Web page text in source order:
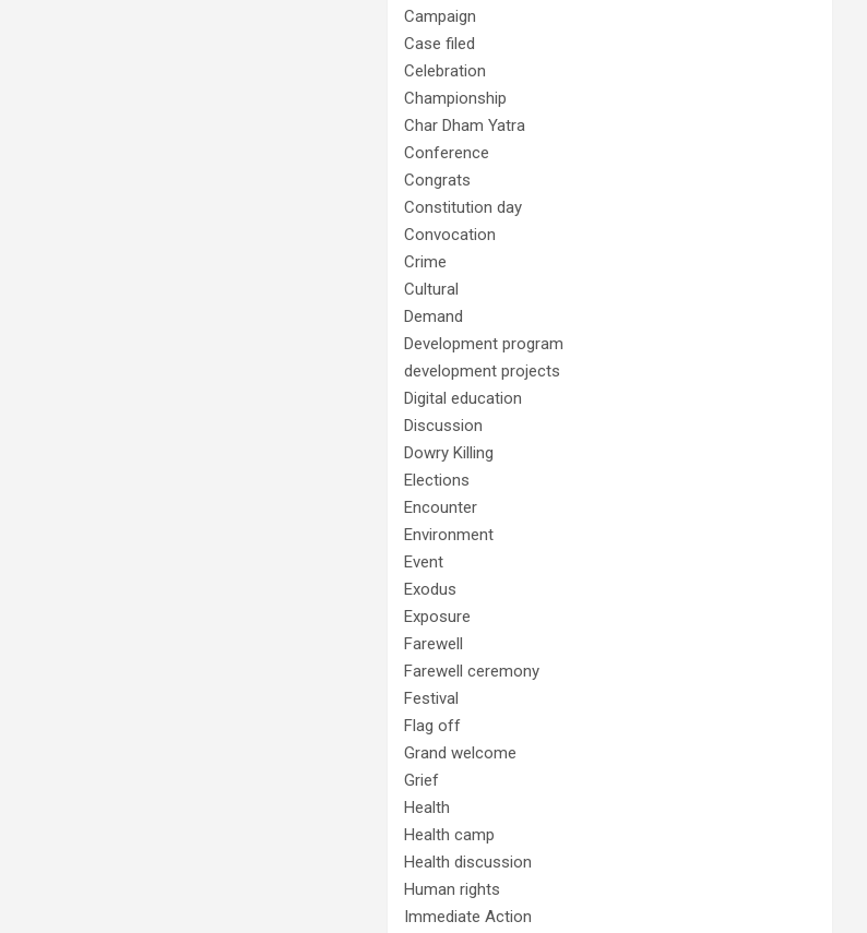
Campaign
Case filed
Celebration
Championship
Char Dham Yatra
Conference
Congrats
Constitution day
Convocation
Crime
Cultural
Demand
Development program
development projects
Digital education
Discussion
Dowry Killing
Elections
Encounter
Environment
Event
Exodus
Exposure
Farewell
Farewell ceremony
Festival
Flag off
Grand welcome
Grief
Health
Health camp
Health discussion
Human rights
Immediate Action